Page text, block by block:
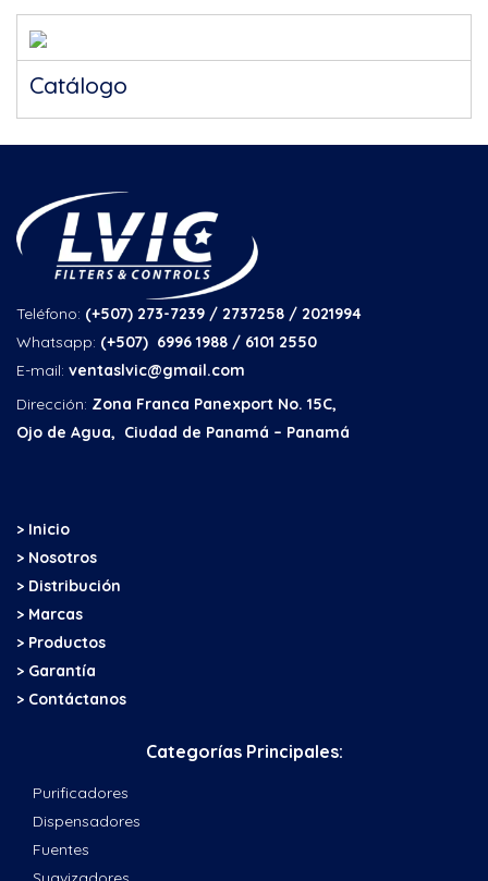
Catálogo
Teléfono: (+507) 273-7239 / 2737258 / 2021994
Whatsapp: (+507) 6996 1988 / 6101 2550
E-mail: ventaslvic@gmail.com
Dirección: Zona Franca Panexport No. 15C,
Ojo de Agua, Ciudad de Panamá – Panamá
> Inicio
> Nosotros
> Distribución
> Marcas
> Productos
> Garantía
> Contáctanos
Categorías Principales:
Purificadores
Dispensadores
Fuentes